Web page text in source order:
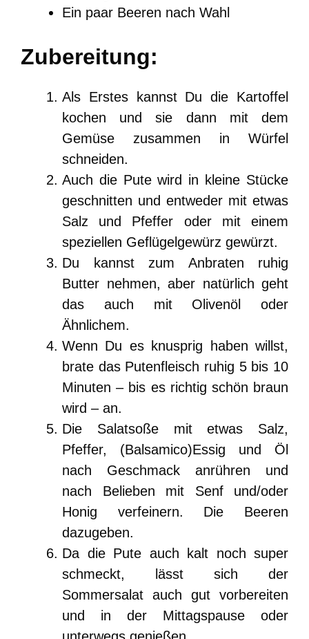
Ein paar Beeren nach Wahl
Zubereitung:
Als Erstes kannst Du die Kartoffel
kochen und sie dann mit dem
Gemüse zusammen in Würfel
schneiden.
Auch die Pute wird in kleine Stücke
geschnitten und entweder mit etwas
Salz und Pfeffer oder mit einem
speziellen Geflügelgewürz gewürzt.
Du kannst zum Anbraten ruhig
Butter nehmen, aber natürlich geht
das auch mit Olivenöl oder
Ähnlichem.
Wenn Du es knusprig haben willst,
brate das Putenfleisch ruhig 5 bis 10
Minuten – bis es richtig schön braun
wird – an.
Die Salatsoße mit etwas Salz,
Pfeffer, (Balsamico)Essig und Öl
nach Geschmack anrühren und
nach Belieben mit Senf und/oder
Honig verfeinern. Die Beeren
dazugeben.
Da die Pute auch kalt noch super
schmeckt, lässt sich der
Sommersalat auch gut vorbereiten
und in der Mittagspause oder